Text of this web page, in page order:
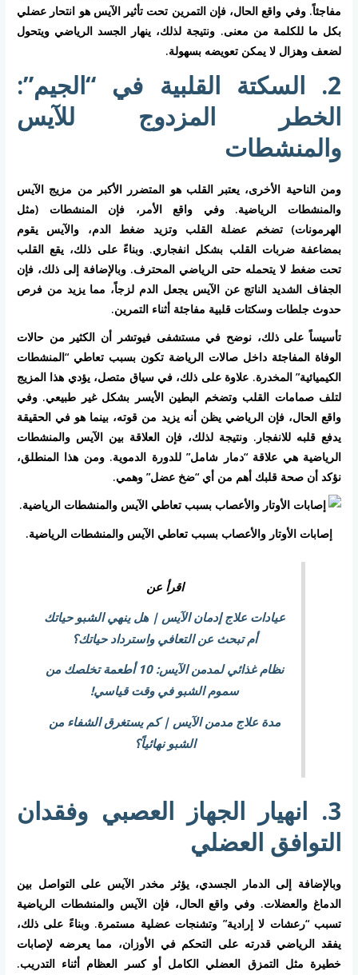
مفاجئاً. وفي واقع الحال، فإن التمرين تحت تأثير الآيس هو انتحار عضلي
بكل ما للكلمة من معنى. ونتيجة لذلك، ينهار الجسد الرياضي ويتحول
لضعف وهزال لا يمكن تعويضه بسهولة.
2. السكتة القلبية في “الجيم”:
الخطر المزدوج للآيس
والمنشطات
ومن الناحية الأخرى، يعتبر القلب هو المتضرر الأكبر من مزيج الآيس
والمنشطات الرياضية. وفي واقع الأمر، فإن المنشطات (مثل
الهرمونات) تضخم عضلة القلب وتزيد ضغط الدم، والآيس يقوم
بمضاعفة ضربات القلب بشكل انفجاري. وبناءً على ذلك، يقع القلب
تحت ضغط لا يتحمله حتى الرياضي المحترف. وبالإضافة إلى ذلك، فإن
الجفاف الشديد الناتج عن الآيس يجعل الدم لزجاً، مما يزيد من فرص
حدوث جلطات وسكتات قلبية مفاجئة أثناء التمرين.
تأسيساً على ذلك، نوضح في مستشفى فيوتشر أن الكثير من حالات
الوفاة المفاجئة داخل صالات الرياضة تكون بسبب تعاطي “المنشطات
الكيميائية” المخدرة. علاوة على ذلك، في سياق متصل، يؤدي هذا المزيج
لتلف صمامات القلب وتضخم البطين الأيسر بشكل غير طبيعي. وفي
واقع الحال، فإن الرياضي يظن أنه يزيد من قوته، بينما هو في الحقيقة
يدفع قلبه للانفجار. ونتيجة لذلك، فإن العلاقة بين الآيس والمنشطات
الرياضية هي علاقة “دمار شامل” للدورة الدموية. ومن هذا المنطلق،
نؤكد أن صحة قلبك أهم من أي “ضخ عضل” وهمي.
إصابات الأوتار والأعصاب بسبب تعاطي الآيس والمنشطات الرياضية.
اقرأ عن
عيادات علاج إدمان الآيس | هل ينهي الشبو حياتك
أم تبحث عن التعافي واسترداد حياتك؟
نظام غذائي لمدمن الآيس: 10 أطعمة تخلصك من
سموم الشبو في وقت قياسي!
مدة علاج مدمن الآيس | كم يستغرق الشفاء من
الشبو نهائياً؟
3. انهيار الجهاز العصبي وفقدان
التوافق العضلي
وبالإضافة إلى الدمار الجسدي، يؤثر مخدر الآيس على التواصل بين
الدماغ والعضلات. وفي واقع الحال، فإنالآيس والمنشطات الرياضية
تسبب “رعشات لا إرادية” وتشنجات عضلية مستمرة. وبناءً على ذلك،
يفقد الرياضي قدرته على التحكم في الأوزان، مما يعرضه لإصابات
خطيرة مثل التمزق العضلي الكامل أو كسر العظام أثناء التدريب.